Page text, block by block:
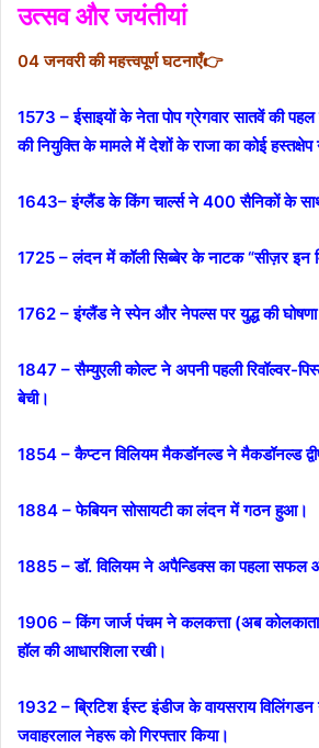
उत्सव और जयंतीयां
04 जनवरी की महत्त्वपूर्ण घटनाएँ👉
1573 – ईसाइयों के नेता पोप ग्रेगवार सातवें की
की नियुक्ति के मामले में देशों के राजा का कोई हस्तक्षेप
1643– इंग्लैंड के किंग चार्ल्स ने 400 सैनिकों के
1725 – लंदन में कॉली सिब्बेर के नाटक “सीज़र इन
1762 – इंग्लैंड ने स्पेन और नेपल्स पर युद्ध की
1847 – सैम्युएली कोल्ट ने अपनी पहली रिवॉल्वर-
बेची।
1854 – कैप्टन विलियम मैकडॉनल्ड ने मैकडॉनल्ड
1884 – फेबियन सोसायटी का लंदन में गठन हुआ।
1885 – डॉ. विलियम ने अपैन्डिक्स का पहला सफल
1906 – किंग जार्ज पंचम ने कलकत्ता (अब कोलकाता)
हॉल की आधारशिला रखी।
1932 – ब्रिटिश ईस्ट इंडीज के वायसराय विलिंगडन
जवाहरलाल नेहरू को गिरफ्तार किया।